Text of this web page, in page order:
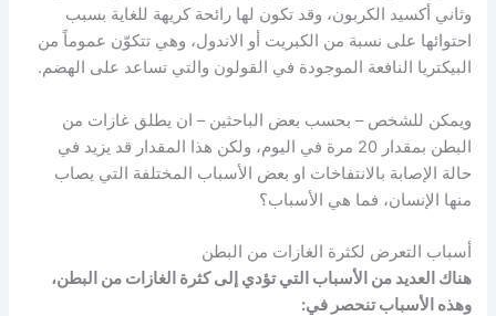
وثاني أكسيد الكربون، وقد تكون لها رائحة كريهة للغاية بسبب
احتوائها على نسبة من الكبريت أو الاندول، وهي تتكوّن عموماً من
البيكتريا النافعة الموجودة في القولون والتي تساعد على الهضم.
ويمكن للشخص – بحسب بعض الباحثين – ان يطلق غازات من
البطن بمقدار 20 مرة في اليوم، ولكن هذا المقدار قد يزيد في
حالة الإصابة بالانتفاخات او بعض الأسباب المختلفة التي يصاب
منها الإنسان، فما هي الأسباب؟
أسباب التعرض لكثرة الغازات من البطن
هناك العديد من الأسباب التي تؤدي إلى كثرة الغازات من البطن،
وهذه الأسباب تنحصر في: